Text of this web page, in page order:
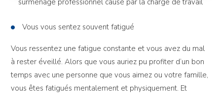
surmenage professionnel causé par la charge de travail
Vous vous sentez souvent fatigué
Vous ressentez une fatigue constante et vous avez du mal
à rester éveillé. Alors que vous auriez pu profiter d’un bon
temps avec une personne que vous aimez ou votre famille,
vous êtes fatigués mentalement et physiquement. Et